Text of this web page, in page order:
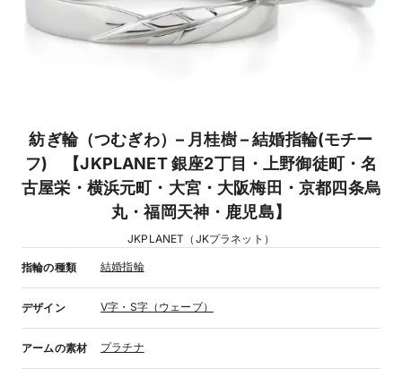
紡ぎ輪（つむぎわ）– 月桂樹 – 結婚指輪(モチー
フ) 【JKPLANET 銀座2丁目・上野御徒町・名
古屋栄・横浜元町・大宮・大阪梅田・京都四条烏
丸・福岡天神・鹿児島】
JKPLANET（JKプラネット）
指輪の種類 結婚指輪
デザイン V字・S字（ウェーブ）
アームの素材 プラチナ